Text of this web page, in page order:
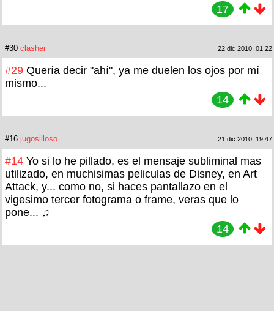
17
#30 clasher 22 dic 2010, 01:22
#29 Quería decir "ahí", ya me duelen los ojos por mí
mismo...
14
#16 jugosilloso 21 dic 2010, 19:47
#14 Yo si lo he pillado, es el mensaje subliminal mas
utilizado, en muchisimas peliculas de Disney, en Art
Attack, y... como no, si haces pantallazo en el
vigesimo tercer fotograma o frame, veras que lo
pone... ♫
14